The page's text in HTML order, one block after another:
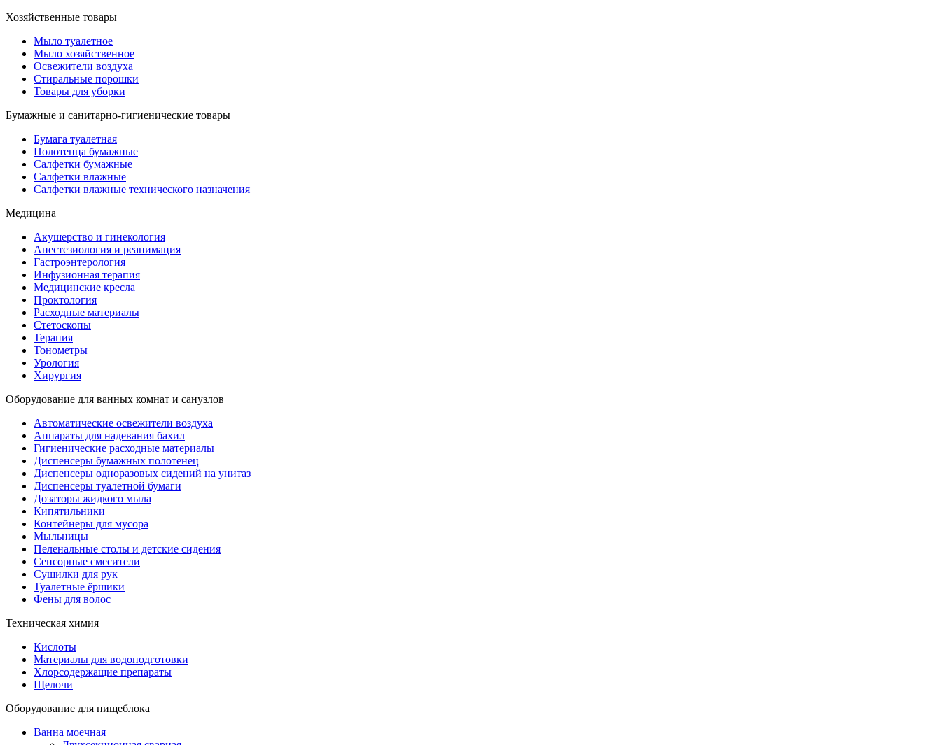
Хозяйственные товары
Мыло туалетное
Мыло хозяйственное
Освежители воздуха
Стиральные порошки
Товары для уборки
Бумажные и санитарно-гигиенические товары
Бумага туалетная
Полотенца бумажные
Салфетки бумажные
Салфетки влажные
Салфетки влажные технического назначения
Медицина
Акушерство и гинекология
Анестезиология и реанимация
Гастроэнтерология
Инфузионная терапия
Медицинские кресла
Проктология
Расходные материалы
Стетоскопы
Терапия
Тонометры
Урология
Хирургия
Оборудование для ванных комнат и санузлов
Автоматические освежители воздуха
Аппараты для надевания бахил
Гигиенические расходные материалы
Диспенсеры бумажных полотенец
Диспенсеры одноразовых сидений на унитаз
Диспенсеры туалетной бумаги
Дозаторы жидкого мыла
Кипятильники
Контейнеры для мусора
Мыльницы
Пеленальные столы и детские сидения
Сенсорные смесители
Сушилки для рук
Туалетные ёршики
Фены для волос
Техническая химия
Кислоты
Материалы для водоподготовки
Хлорсодержащие препараты
Щелочи
Оборудование для пищеблока
Ванна моечная